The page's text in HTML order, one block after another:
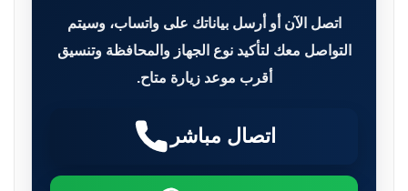
اتصل الآن أو أرسل بياناتك على واتساب، وسيتم
التواصل معك لتأكيد نوع الجهاز والمحافظة وتنسيق
أقرب موعد زيارة متاح.
اتصال مباشر